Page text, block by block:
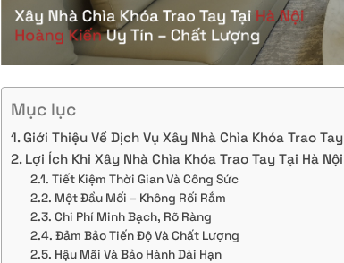
Mục lục
Giới Thiệu Về Dịch Vụ Xây Nhà Chìa Khóa Trao Tay
Lợi Ích Khi Xây Nhà Chìa Khóa Trao Tay Tại Hà Nội
Tiết Kiệm Thời Gian Và Công Sức
Một Đầu Mối – Không Rối Rắm
Chi Phí Minh Bạch, Rõ Ràng
Đảm Bảo Tiến Độ Và Chất Lượng
Hậu Mãi Và Bảo Hành Dài Hạn